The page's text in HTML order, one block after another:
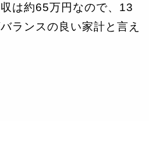
は約65万円なので、13
ランスの良い家計と言え